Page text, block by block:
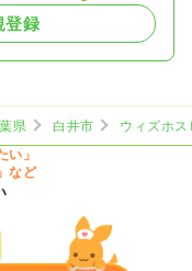
登録
県 白井市
ウィズホ
い」
など